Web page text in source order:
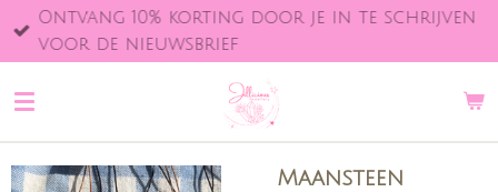
Ga
direct
de
Ontvang 10% korting door je in te schrijven
voor de nieuwsbrief
Maansteen